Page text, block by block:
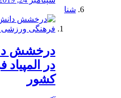
شنا
درخشش
در
کشور